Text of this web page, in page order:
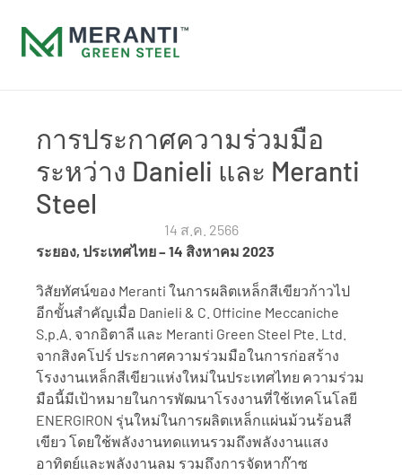
การประกาศความร่วมมือ
ระหว่าง Danieli และ Meranti
Steel
14 ส.ค. 2566
ระยอง, ประเทศไทย – 14 สิงหาคม 2023
วิสัยทัศน์ของ Meranti ในการผลิตเหล็กสีเขียวก้าวไป
อีกขั้นสำคัญเมื่อ Danieli & C. Officine Meccaniche
S.p.A. จากอิตาลี และ Meranti Green Steel Pte. Ltd.
จากสิงคโปร์ ประกาศความร่วมมือในการก่อสร้าง
โรงงานเหล็กสีเขียวแห่งใหม่ในประเทศไทย ความร่วม
มือนี้มีเป้าหมายในการพัฒนาโรงงานที่ใช้เทคโนโลยี
ENERGIRON รุ่นใหม่ในการผลิตเหล็กแผ่นม้วนร้อนสี
เขียว โดยใช้พลังงานทดแทนรวมถึงพลังงานแสง
อาทิตย์และพลังงานลม รวมถึงการจัดหาก๊าซ